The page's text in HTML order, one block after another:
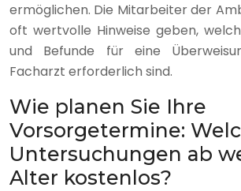
ermöglichen. Die Mitarbeiter der
oft wertvolle Hinweise geben,
und Befunde für eine
Facharzt erforderlich sind.
Wie planen Sie Ihre
Vorsorgetermine:
Untersuchungen ab
Alter kostenlos?